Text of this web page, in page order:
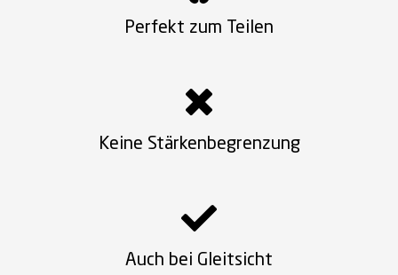
Perfekt zum Teilen
Keine Stärkenbegrenzung
Auch bei Gleitsicht